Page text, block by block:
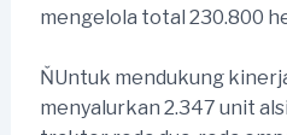
mengelola total 230.800
ŇUntuk mendukung
menyalurkan 2.347 unit